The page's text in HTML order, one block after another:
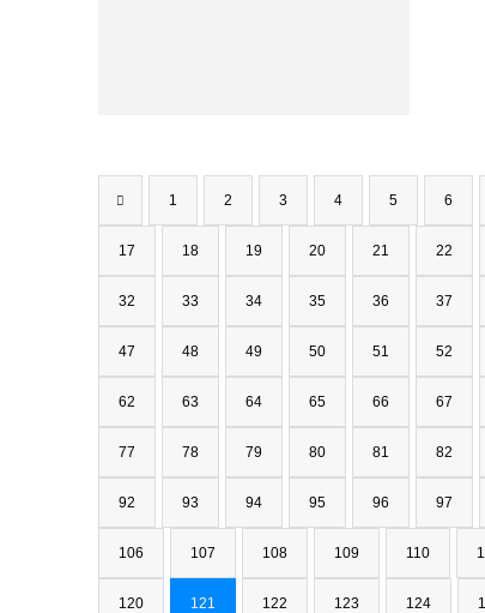
1 2 3 4 5 6
17 18 19 20 21 22
32 33 34 35 36 37
47 48 49 50 51 52
62 63 64 65 66 67
77 78 79 80 81 82
92 93 94 95 96 97
106 107 108 109 110
120 121 122 123 124